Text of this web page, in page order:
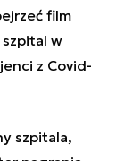
film
w
z Covid-
szpitala,